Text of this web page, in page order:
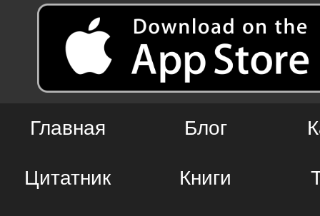
Главная Блог
Цитатник Книги